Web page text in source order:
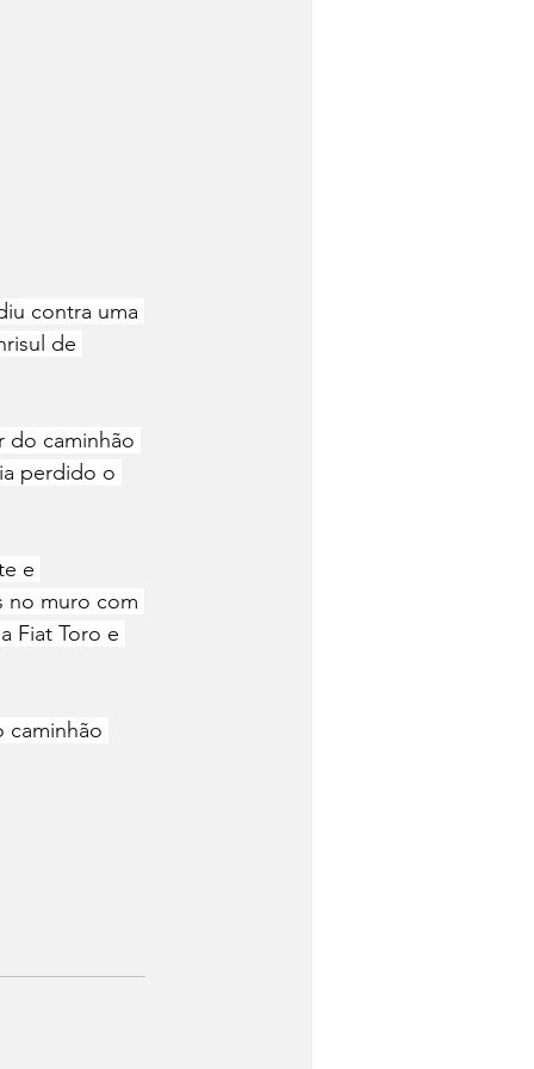
contra uma
de
do caminhão
perdido o
e
no muro com
Fiat Toro e
caminhão